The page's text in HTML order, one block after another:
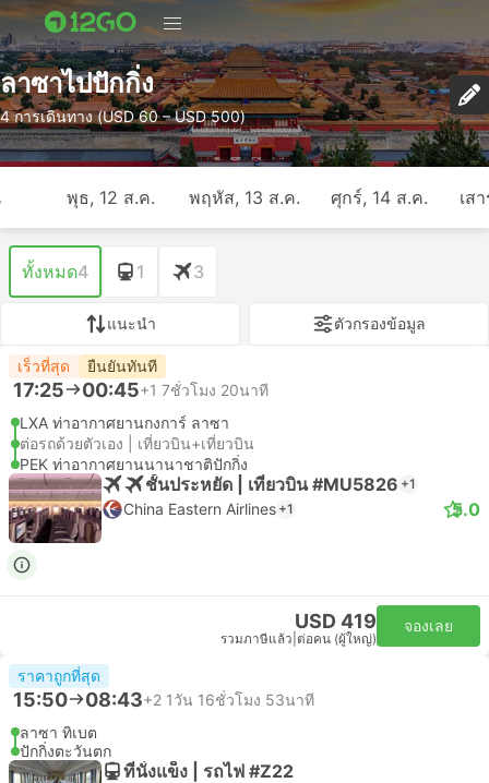
ลาซาไปปักกิ่ง
4 การเดินทาง (USD 60 – USD 500)
พุธ, 12 ส.ค. พฤหัส, 13 ส.ค. ศุกร์, 14 ส.ค. เส
ทั้งหมด4 1 3
แนะนำ ตัวกรองข้อมูล
เร็วที่สุด ยืนยันทันที
17:25 00:45+1 7ชั่วโมง 20นาที
LXA ท่าอากาศยานกงการ์ ลาซา
ต่อรถด้วยตัวเอง | เที่ยวบิน+เที่ยวบิน
PEK ท่าอากาศยานนานาชาติปักกิ่ง
ชั้นประหยัด | เที่ยวบิน #MU5826 +1
China Eastern Airlines +1 5.0
USD 419
รวมภาษีแล้ว ต่อคน (ผู้ใหญ่)
จองเลย
ราคาถูกที่สุด
15:50 08:43+2 1วัน 16ชั่วโมง 53นาที
ลาซา ทิเบต
ปักกิ่งตะวันตก
ที่นั่งแข็ง | รถไฟ #Z22